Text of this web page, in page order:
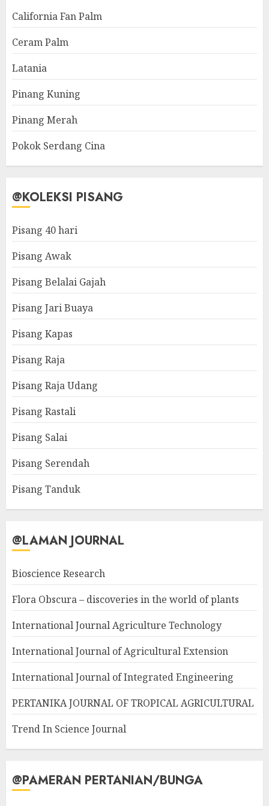
California Fan Palm
Ceram Palm
Latania
Pinang Kuning
Pinang Merah
Pokok Serdang Cina
@KOLEKSI PISANG
Pisang 40 hari
Pisang Awak
Pisang Belalai Gajah
Pisang Jari Buaya
Pisang Kapas
Pisang Raja
Pisang Raja Udang
Pisang Rastali
Pisang Salai
Pisang Serendah
Pisang Tanduk
@LAMAN JOURNAL
Bioscience Research
Flora Obscura – discoveries in the world of plants
International Journal Agriculture Technology
International Journal of Agricultural Extension
International Journal of Integrated Engineering
PERTANIKA JOURNAL OF TROPICAL AGRICULTURAL
Trend In Science Journal
@PAMERAN PERTANIAN/BUNGA